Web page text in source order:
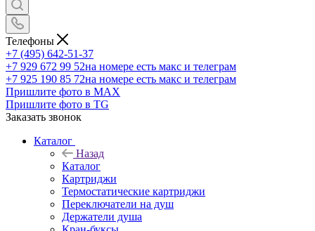
Телефоны
+7 (495) 642-51-37
+7 929 672 99 52на номере есть макс и телеграм
+7 925 190 85 72на номере есть макс и телеграм
Пришлите фото в MAX
Пришлите фото в TG
Заказать звонок
Каталог
Назад
Каталог
Картриджи
Термостатические картриджи
Переключатели на душ
Держатели душа